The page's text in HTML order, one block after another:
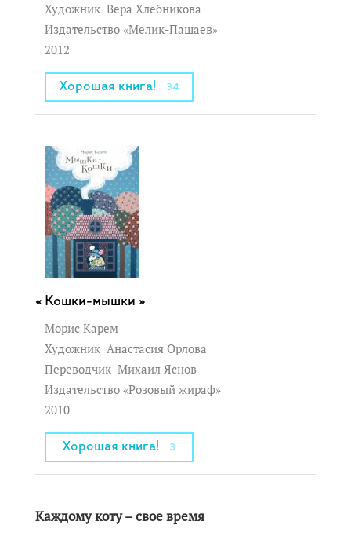
Художник Вера Хлебникова
Издательство «Мелик-Пашаев»
2012
Хорошая книга! 34
Кошки-мышки »
Морис Карем
Художник Анастасия Орлова
Переводчик Михаил Яснов
Издательство «Розовый жираф»
2010
Хорошая книга! 3
Каждому коту – свое время